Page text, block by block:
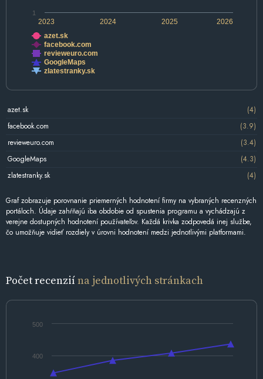
2024 2026
2023 2025
1
azet.sk
facebook.com
revieweuro.com
GoogleMaps
zlatestranky.sk
azet.sk
(4)
facebook.com
(3.9)
revieweuro.com
(3.4)
GoogleMaps
(4.3)
zlatestranky.sk
(4)
Graf zobrazuje porovnanie priemerných hodnotení firmy na vybraných recenzných
portáloch. Údaje zahŕňajú iba obdobie od spustenia programu a vychádzajú z
verejne dostupných hodnotení používateľov. Každá krivka zodpovedá inej službe,
čo umožňuje vidieť rozdiely v úrovni hodnotení medzi jednotlivými platformami.
Počet recenziína jednotlivých stránkach
400
500